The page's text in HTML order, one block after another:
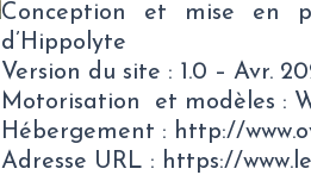
Conception et mise en
d’Hippolyte
Version du site : 1.0 – Avr.
Motorisation et modèles :
Hébergement : http://
Adresse URL : https://